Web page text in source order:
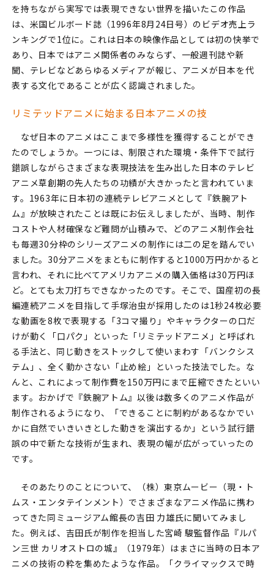
を持ちながら実写では表現できない世界を描いたこの作品
は、米国ビルボード誌（1996年8月24日号）のビデオ売上ラ
ンキングで1位に。これは日本の映像作品としては初の快挙で
あり、日本ではアニメ関係者のみならず、一般週刊誌や新
聞、テレビなどあらゆるメディアが報じ、アニメが日本を代
表する文化であることが広く認識されました。
リミテッドアニメに始まる日本アニメの技
なぜ日本のアニメはここまで多様性を獲得することができ
たのでしょうか。一つには、制限された環境・条件下で試行
錯誤しながらさまざまな表現技法を生み出した日本のテレビ
アニメ草創期の先人たちの功績が大きかったと言われていま
す。1963年に日本初の連続テレビアニメとして『鉄腕アト
ム』が放映されたことは既にお伝えしましたが、当時、制作
コストや人材確保など難問が山積みで、どのアニメ制作会社
も毎週30分枠のシリーズアニメの制作には二の足を踏んでい
ました。30分アニメをまともに制作すると1000万円かかると
言われ、それに比べてアメリカアニメの購入価格は30万円ほ
ど。とても太刀打ちできなかったのです。そこで、国産初の長
編連続アニメを目指して手塚治虫が採用したのは1秒24枚必要
な動画を8枚で表現する「3コマ撮り」やキャラクターの口だ
けが動く「口パク」といった「リミテッドアニメ」と呼ばれ
る手法と、同じ動きをストックして使いまわす「バンクシス
テム」、全く動かさない「止め絵」といった技法でした。な
んと、これによって制作費を150万円にまで圧縮できたといい
ます。おかげで『鉄腕アトム』以後は数多くのアニメ作品が
制作されるようになり、「できることに制約があるなかでい
かに自然でいきいきとした動きを演出するか」という試行錯
誤の中で新たな技術が生まれ、表現の幅が広がっていったの
です。
そのあたりのことについて、（株）東京ムービー（現・ト
ムス・エンタテインメント）でさまざまなアニメ作品に携わ
ってきた同ミュージアム館長の吉田 力雄氏に聞いてみまし
た。例えば、吉田氏が制作を担当した宮崎 駿監督作品『ルパ
ン三世 カリオストロの城』（1979年）はまさに当時の日本ア
ニメの技術の粋を集めたような作品。「クライマックスで時